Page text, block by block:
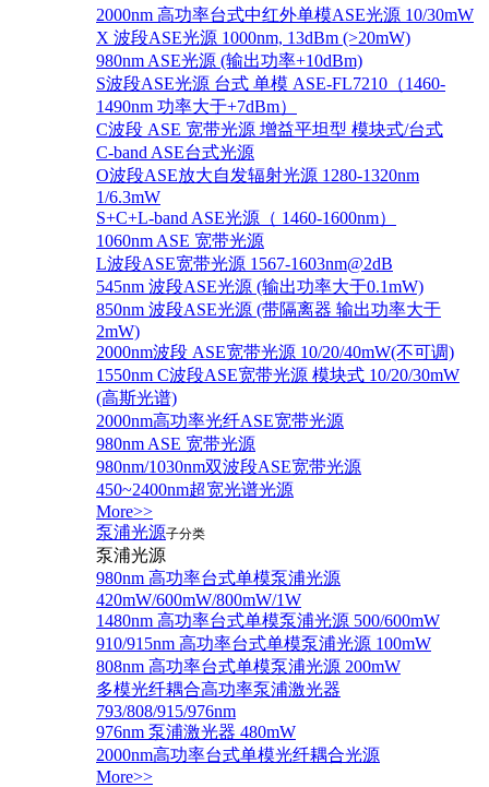
2000nm 高功率台式中红外单模ASE光源 10/30mW
X 波段ASE光源 1000nm, 13dBm (>20mW)
980nm ASE光源 (输出功率+10dBm)
S波段ASE光源 台式 单模 ASE-FL7210（1460-
1490nm 功率大于+7dBm）
C波段 ASE 宽带光源 增益平坦型 模块式/台式
C-band ASE台式光源
O波段ASE放大自发辐射光源 1280-1320nm
1/6.3mW
S+C+L-band ASE光源（ 1460-1600nm）
1060nm ASE 宽带光源
L波段ASE宽带光源 1567-1603nm@2dB
545nm 波段ASE光源 (输出功率大于0.1mW)
850nm 波段ASE光源 (带隔离器 输出功率大于
2mW)
2000nm波段 ASE宽带光源 10/20/40mW(不可调)
1550nm C波段ASE宽带光源 模块式 10/20/30mW
(高斯光谱)
2000nm高功率光纤ASE宽带光源
980nm ASE 宽带光源
980nm/1030nm双波段ASE宽带光源
450~2400nm超宽光谱光源
More>>
泵浦光源子分类
泵浦光源
980nm 高功率台式单模泵浦光源
420mW/600mW/800mW/1W
1480nm 高功率台式单模泵浦光源 500/600mW
910/915nm 高功率台式单模泵浦光源 100mW
808nm 高功率台式单模泵浦光源 200mW
多模光纤耦合高功率泵浦激光器
793/808/915/976nm
976nm 泵浦激光器 480mW
2000nm高功率台式单模光纤耦合光源
More>>